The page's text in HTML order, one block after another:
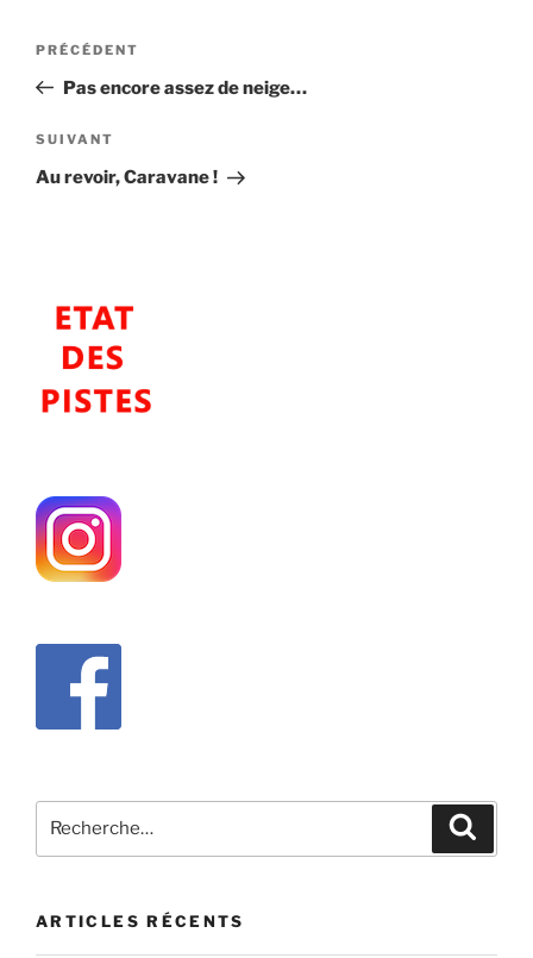
Navigation
l’article
Article
précédent
PRÉCÉDENT
Pas encore assez de neige…
Article
suivant
SUIVANT
Au revoir, Caravane !
pour
ARTICLES RÉCENTS